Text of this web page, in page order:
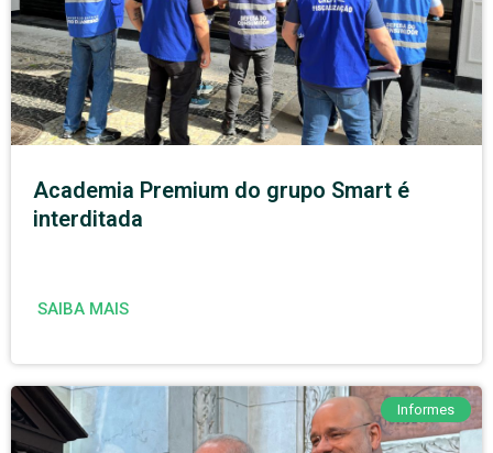
Academia Premium do grupo Smart é
interditada
SAIBA MAIS
Informes